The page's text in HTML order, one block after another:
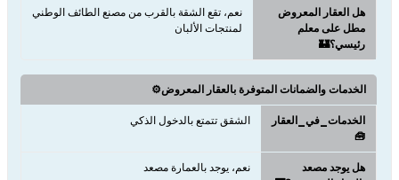
هل العقار المعروض
مطل على معلم
رئيسي؟🏰
نعم، تقع الشقة بالقرب من مصنع الطائف الوطني
لمنتجات الألبان
الخدمات والضمانات المتوفرة بالعقار المعروض⚙️
الخدمات_في_العقار
🧰
الشقق تتمتع بالدخول الذكي
هل يوجد مصعد
نعم، يوجد بالعمارة مصعد